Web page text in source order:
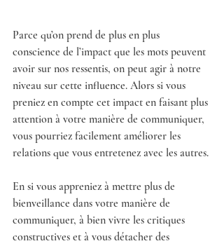
Parce qu’on prend de plus en plus
conscience de l’impact que les mots peuvent
avoir sur nos ressentis, on peut agir à notre
niveau sur cette influence. Alors si vous
preniez en compte cet impact en faisant plus
attention à votre manière de communiquer,
vous pourriez facilement améliorer les
relations que vous entretenez avec les autres.
En si vous appreniez à mettre plus de
bienveillance dans votre manière de
communiquer, à bien vivre les critiques
constructives et à vous détacher des